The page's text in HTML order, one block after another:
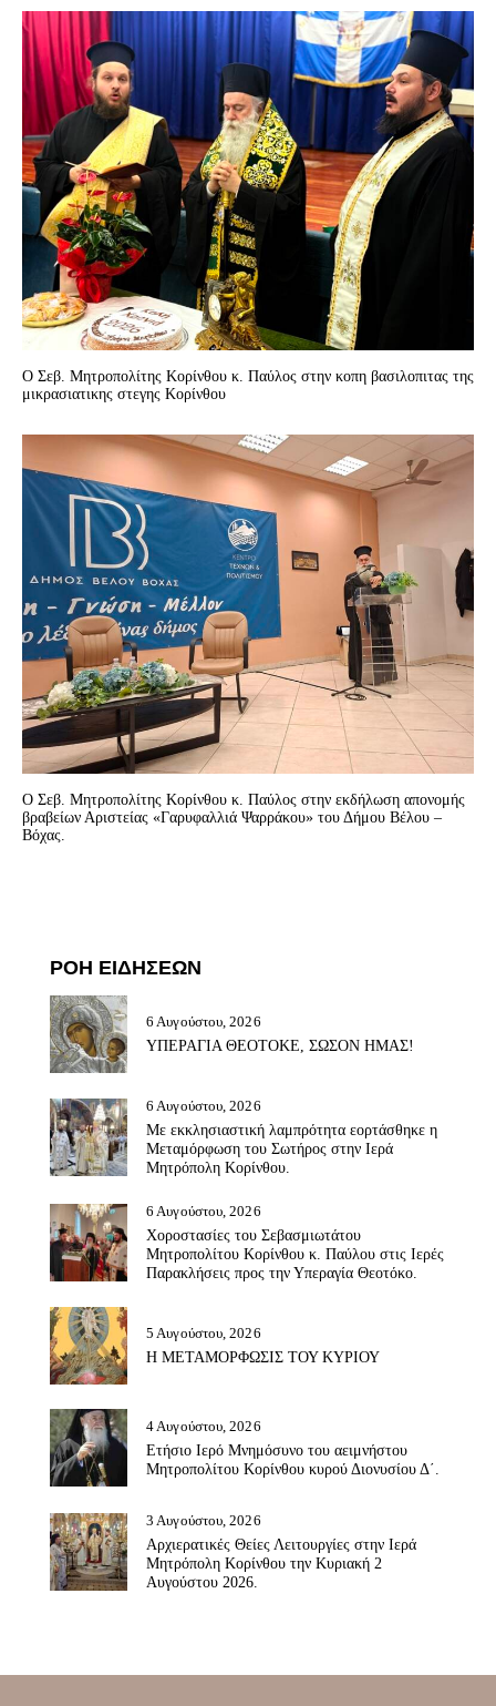
Ο Σεβ. Μητροπολίτης Κορίνθου κ. Παύλος στην κοπη βασιλοπιτας της
μικρασιατικης στεγης Κορίνθου
Ο Σεβ. Μητροπολίτης Κορίνθου κ. Παύλος στην εκδήλωση απονομής
βραβείων Αριστείας «Γαρυφαλλιά Ψαρράκου» του Δήμου Βέλου –
Βόχας.
ΡΟΗ ΕΙΔΗΣΕΩΝ
6 Αυγούστου, 2026
ΥΠΕΡΑΓΙΑ ΘΕΟΤΟΚΕ, ΣΩΣΟΝ ΗΜΑΣ!
6 Αυγούστου, 2026
Με εκκλησιαστική λαμπρότητα εορτάσθηκε η
Μεταμόρφωση του Σωτήρος στην Ιερά
Μητρόπολη Κορίνθου.
6 Αυγούστου, 2026
Χοροστασίες του Σεβασμιωτάτου
Μητροπολίτου Κορίνθου κ. Παύλου στις Ιερές
Παρακλήσεις προς την Υπεραγία Θεοτόκο.
5 Αυγούστου, 2026
Η ΜΕΤΑΜΟΡΦΩΣΙΣ ΤΟΥ ΚΥΡΙΟΥ
4 Αυγούστου, 2026
Ετήσιο Ιερό Μνημόσυνο του αειμνήστου
Μητροπολίτου Κορίνθου κυρού Διονυσίου Δ΄.
3 Αυγούστου, 2026
Αρχιερατικές Θείες Λειτουργίες στην Ιερά
Μητρόπολη Κορίνθου την Κυριακή 2
Αυγούστου 2026.